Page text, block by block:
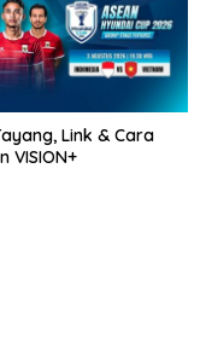
Link & Cara
VISION+